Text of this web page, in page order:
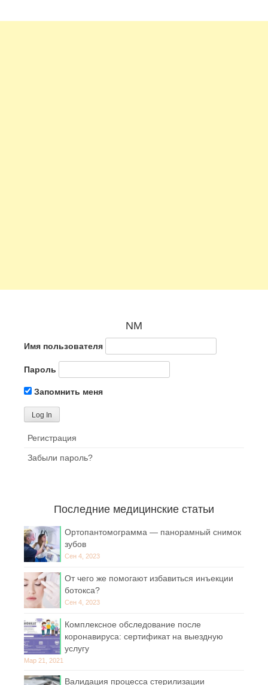
NM
Имя пользователя
Пароль
Запомнить меня
Регистрация
Забыли пароль?
Последние медицинские статьи
Ортопантомограмма — панорамный снимок
зубов
Сен 4, 2023
От чего же помогают избавиться инъекции
ботокса?
Сен 4, 2023
Комплексное обследование после
коронавируса: сертификат на выездную
услугу
Мар 21, 2021
Валидация процесса стерилизации